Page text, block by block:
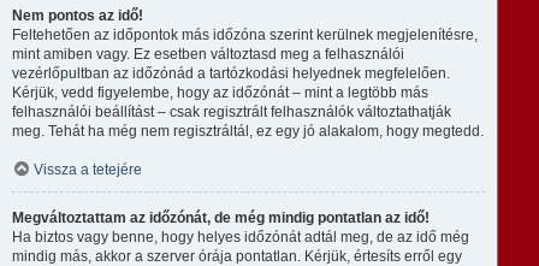
Nem pontos az idő!
Feltehetően az időpontok más időzóna szerint kerülnek megjelenítésre,
mint amiben vagy. Ez esetben változtasd meg a felhasználói
vezérlőpultban az időzónád a tartózkodási helyednek megfelelően.
Kérjük, vedd figyelembe, hogy az időzónát – mint a legtöbb más
felhasználói beállítást – csak regisztrált felhasználók változtathatják
meg. Tehát ha még nem regisztráltál, ez egy jó alakalom, hogy megtedd.
Vissza a tetejére
Megváltoztattam az időzónát, de még mindig pontatlan az idő!
Ha biztos vagy benne, hogy helyes időzónát adtál meg, de az idő még
mindig más, akkor a szerver órája pontatlan. Kérjük, értesíts erről egy